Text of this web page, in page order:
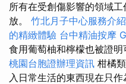
所有在受創傷影響的領域
放。 竹北月子中心服務介紹
的精緻體驗 台中精油按摩
食用葡萄柚和檸檬也被證明
桃園台胞證辦理資訊 柑橘
入日常生活的東西現在只作